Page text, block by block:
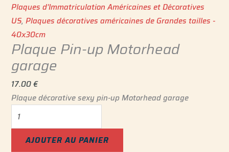
Plaques d'Immatriculation Américaines et Décoratives
US,Plaques décoratives américaines de Grandes tailles -
40x30cm
Plaque Pin-up Motorhead
garage
17.00€
Plaque décorative sexy pin-up Motorhead garage
AJOUTER AU PANIER